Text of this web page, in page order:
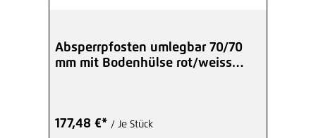
Absperrpfosten umlegbar 70/70
mm mit Bodenhülse rot/weiss
177,48 €* / Je Stück